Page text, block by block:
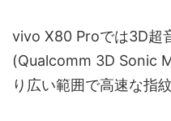
vivo X80 Proでは3D超
(Qualcomm 3D Sonic
り広い範囲で高速な指